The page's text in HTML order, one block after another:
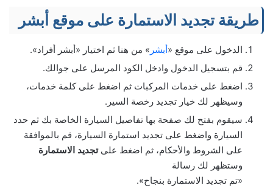
طريقة تجديد الاستمارة على موقع أبشر
الدخول على موقع «أبشر » من هنا ثم اختيار «أبشر أفراد».
قم بتسجيل الدخول وادخل الكود المرسل على جوالك.
اضغط على خدمات المركبات ثم اضغط على كلمة خدمات،
وسيظهر لك خيار تجديد رخصة السير.
سيقوم بفتح لك صفحة بها تفاصيل السيارة الخاصة بك ثم حدد
السيارة واضغط على تجديد استمارة السيارة، قم بالموافقة
على الشروط والأحكام، ثم اضغط علىتجديد الاستمارة
وستظهر لك رسالة
«تم تجديد الاستمارة بنجاح».